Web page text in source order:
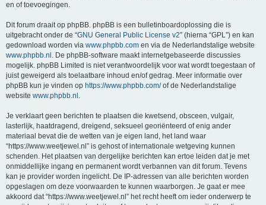
en of toevoegingen.
Dit forum draait op phpBB. phpBB is een bulletinboardoplossing die is
uitgebracht onder de “GNU General Public License v2” (hierna “GPL”) en kan
gedownload worden via www.phpbb.com en via de Nederlandstalige website
www.phpbb.nl . De phpBB-software maakt internetgebaseerde discussies
mogelijk. phpBB Limited is niet verantwoordelijk voor wat wordt toegestaan of
juist geweigerd als toelaatbare inhoud en/of gedrag. Meer informatie over
phpBB kun je vinden op https://www.phpbb.com/of de Nederlandstalige
website www.phpbb.nl .
Je verklaart geen berichten te plaatsen die kwetsend, obsceen, vulgair,
lasterlijk, haatdragend, dreigend, seksueel georiënteerd of enig ander
materiaal bevat die de wetten van je eigen land, het land waar
“https://www.weetjewel.nl” is gehost of internationale wetgeving kunnen
schenden. Het plaatsen van dergelijke berichten kan ertoe leiden dat je met
onmiddellijke ingang en permanent wordt verbannen van dit forum. Tevens
kan je provider worden ingelicht. De IP-adressen van alle berichten worden
opgeslagen om deze voorwaarden te kunnen waarborgen. Je gaat er mee
akkoord dat “https://www.weetjewel.nl” het recht heeft om ieder onderwerp te